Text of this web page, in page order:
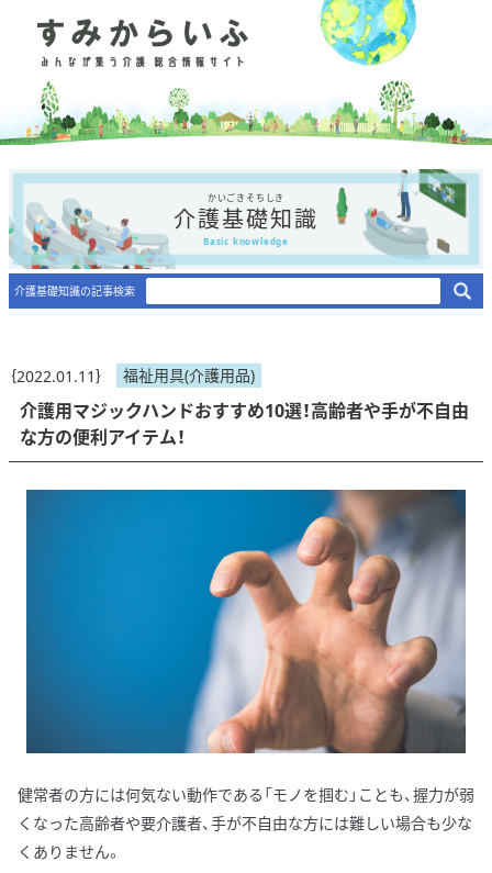
かいごきそちしき
介護基礎知識
Basic knowledge
介護基礎知識の記事検索
｛2022.01.11｝ 福祉用具(介護用品)
介護用マジックハンドおすすめ10選！高齢者や手が不自由
な方の便利アイテム！
健常者の方には何気ない動作である「モノを掴む」ことも、握力が弱
くなった高齢者や要介護者、手が不自由な方には難しい場合も少な
くありません。